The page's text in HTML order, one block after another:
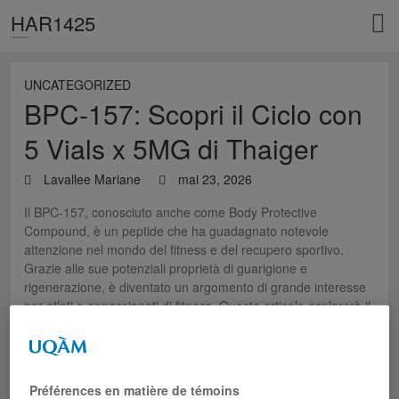
HAR1425
UNCATEGORIZED
BPC-157: Scopri il Ciclo con
5 Vials x 5MG di Thaiger
Lavallee Mariane
mai 23, 2026
Il BPC-157, conosciuto anche come Body Protective
Compound, è un peptide che ha guadagnato notevole
attenzione nel mondo del fitness e del recupero sportivo.
Grazie alle sue potenziali proprietà di guarigione e
rigenerazione, è diventato un argomento di grande interesse
per atleti e appassionati di fitness. Questo articolo esplorerà il
5mg di Thaiger, un marchio rinomato nel settore.
Préférences en matière de témoins